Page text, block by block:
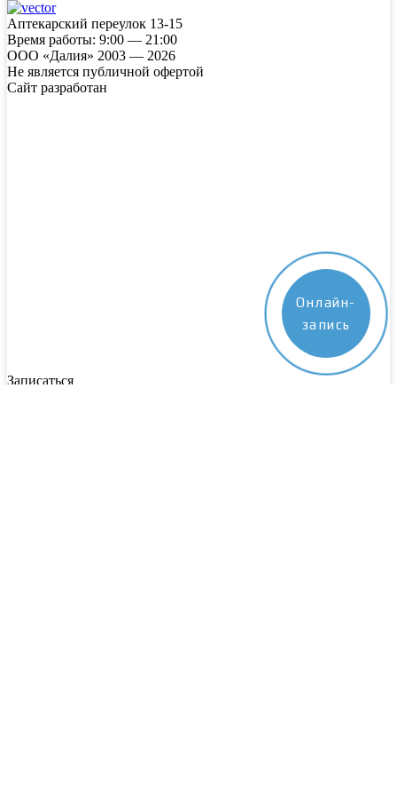
Онлайн-
запись
Аптекарский переулок 13-15
Время работы: 9:00 — 21:00
ООО «Далия» 2003 — 2026
Не является публичной офертой
Сайт разработан
Записаться